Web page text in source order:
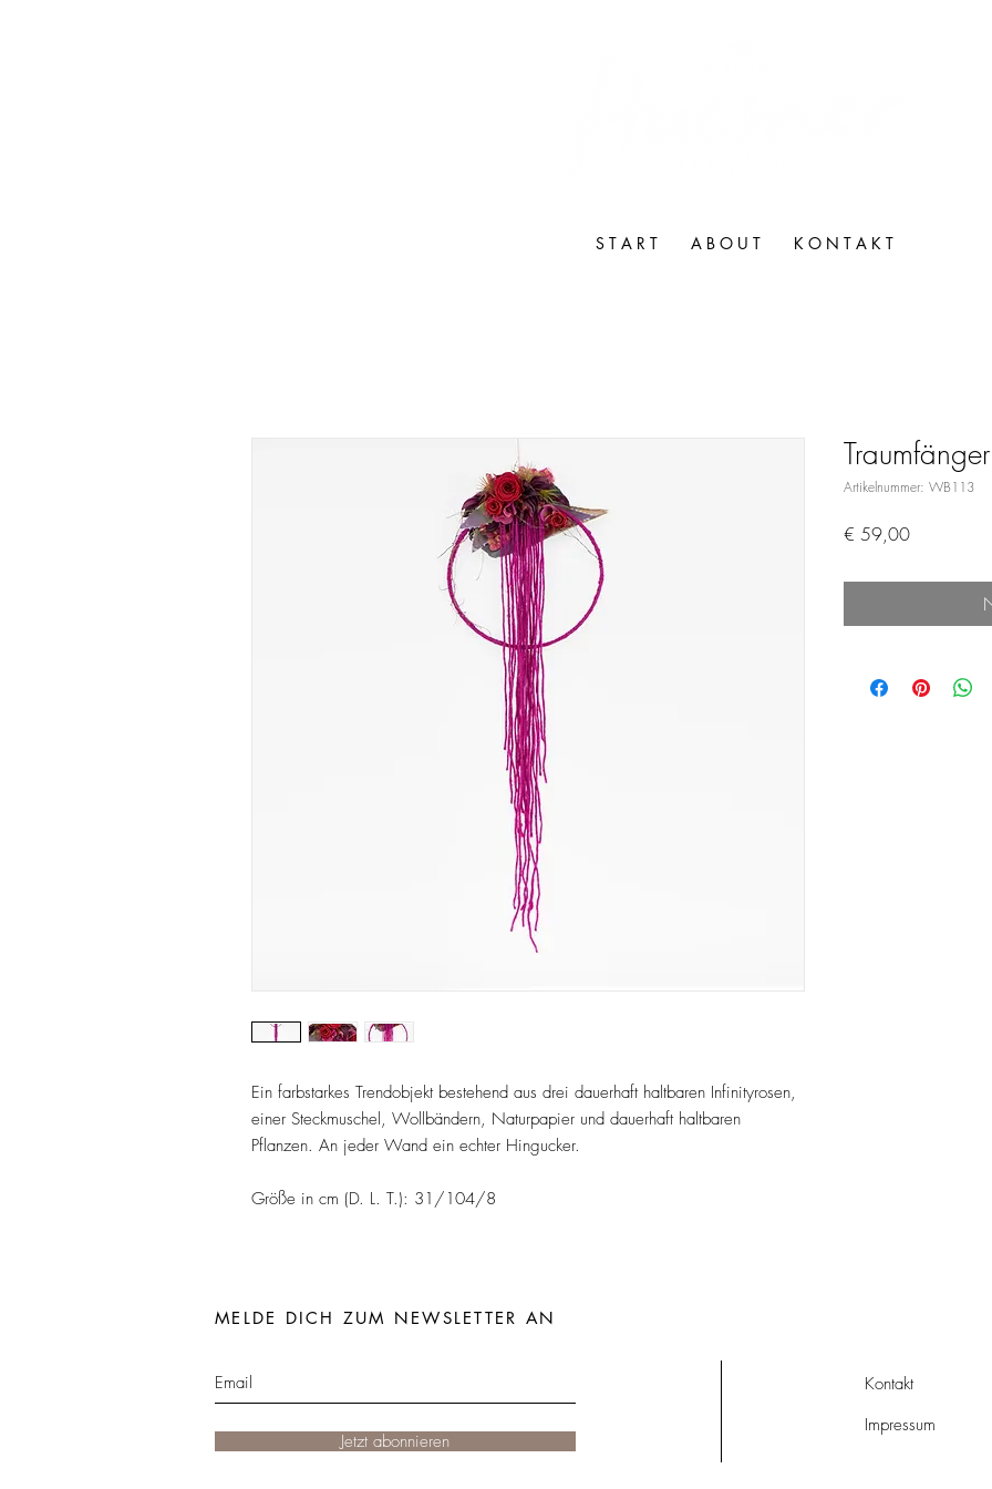
Ein farbstarkes Trendobjekt bestehend aus drei dauerhaft haltbaren Infinityrosen,
einer Steckmuschel, Wollbändern, Naturpapier und dauerhaft haltbaren
Pflanzen. An jeder Wand ein echter Hingucker.
Größe in cm (D. L. T.): 31/104/8
Artikelnummer: WB113
€ 59,00Preis
S T A R T A B O U T K O N T A K T
Jetzt abonnieren
MELDE DICH ZUM NEWSLETTER AN
Kontakt
Impressum